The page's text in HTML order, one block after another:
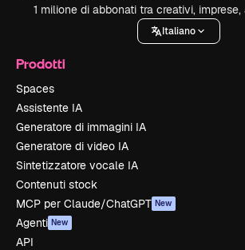
1 milione di abbonati tra creativi,
Italiano
Prodotti
Spaces
Assistente IA
Generatore di immagini IA
Generatore di video IA
Sintetizzatore vocale IA
Contenuti stock
MCP per Claude/ChatGPT New
Agenti New
API